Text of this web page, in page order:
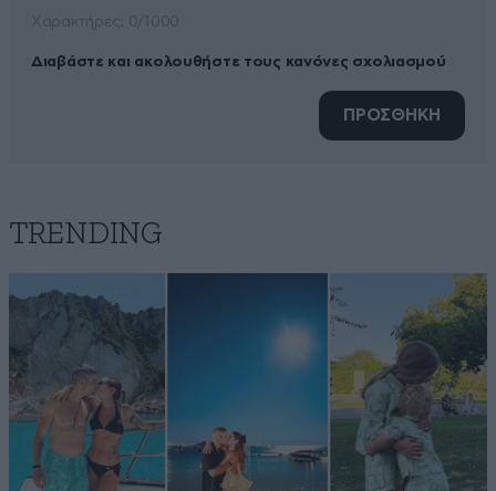
Διαβάστε και ακολουθήστε τους κανόνες σχολιασμού
ΠΡΟΣΘΗΚΗ
TRENDING